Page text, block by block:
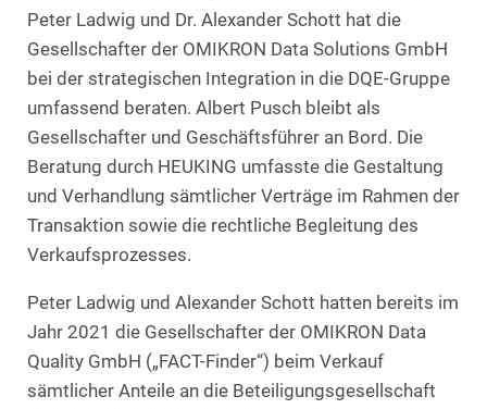
Peter Ladwig und Dr. Alexander Schott hat die
Gesellschafter der OMIKRON Data Solutions GmbH
bei der strategischen Integration in die DQE-Gruppe
umfassend beraten. Albert Pusch bleibt als
Gesellschafter und Geschäftsführer an Bord. Die
Beratung durch HEUKING umfasste die Gestaltung
und Verhandlung sämtlicher Verträge im Rahmen der
Transaktion sowie die rechtliche Begleitung des
Verkaufsprozesses.
Peter Ladwig und Alexander Schott hatten bereits im
Jahr 2021 die Gesellschafter der OMIKRON Data
Quality GmbH („FACT-Finder“) beim Verkauf
sämtlicher Anteile an die Beteiligungsgesellschaft